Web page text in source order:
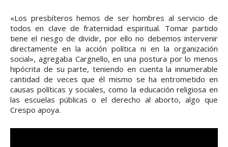
«Los presbíteros hemos de ser hombres al servicio de
todos en clave de fraternidad espiritual. Tomar partido
tiene el riesgo de dividir, por ello no debemos intervenir
directamente en la acción política ni en la organización
social», agregaba Cargnello, en una postura por lo menos
hipócrita de su parte, teniendo en cuenta la innumerable
cantidad de veces que él mismo se ha entrometido en
causas políticas y sociales, como la educación religiosa en
las escuelas públicas o el derecho al aborto, algo que
Crespo apoya.